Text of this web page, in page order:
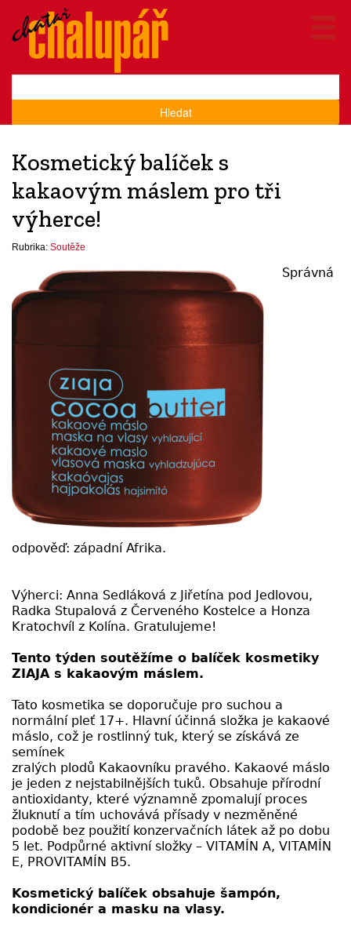
Hledat
Kosmetický balíček s
kakaovým máslem pro tři
výherce!
Rubrika: Soutěže
Správná
odpověď: západní Afrika.
Výherci: Anna Sedláková z Jiřetína pod Jedlovou,
Radka Stupalová z Červeného Kostelce a Honza
Kratochvíl z Kolína. Gratulujeme!
Tento týden soutěžíme o balíček kosmetiky
ZIAJA s kakaovým máslem.
Tato kosmetika se doporučuje pro suchou a
normální pleť 17+. Hlavní účinná složka je kakaové
máslo, což je rostlinný tuk, který se získává ze
semínek
zralých plodů Kakaovníku pravého. Kakaové máslo
je jeden z nejstabilnějších tuků. Obsahuje přírodní
antioxidanty, které významně zpomalují proces
žluknutí a tím uchovává přísady v nezměněné
podobě bez použití konzervačních látek až po dobu
5 let. Podpůrné aktivní složky – VITAMÍN A, VITAMÍN
E, PROVITAMÍN B5.
Kosmetický balíček obsahuje šampón,
kondicionér a masku na vlasy.